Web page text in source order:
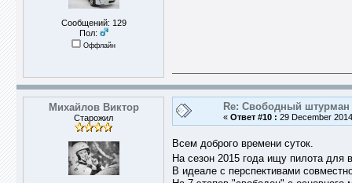
Сообщений: 129
Пол:
Оффлайн
Михайлов Виктор
Старожил
Re: Свободный штурман
« Ответ #10 : 29 December
Всем доброго времени суток.
На сезон 2015 года ищу пилота для
В идеале с перспективами